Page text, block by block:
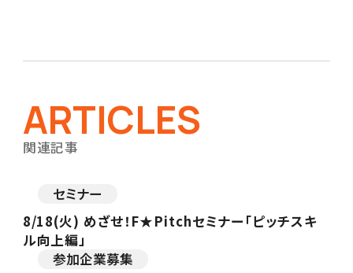
ARTICLES
関連記事
セミナー
8/18(火) めざせ！F★Pitchセミナー「ピッチスキ
ル向上編」
参加企業募集